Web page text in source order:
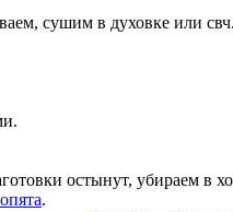
сушим в духовке или
остынут, убираем в
.